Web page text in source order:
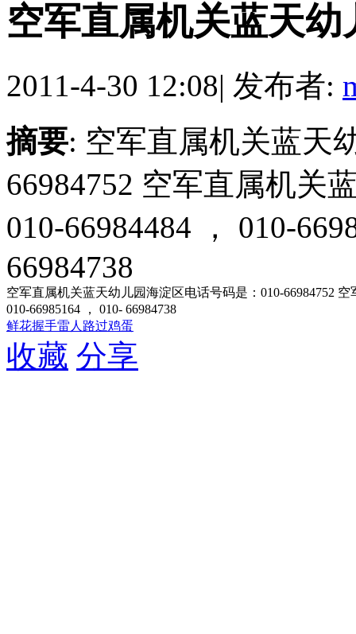
空军直属机关蓝天
2011-4-30 12:08| 发布者:
摘要: 空军直属机关蓝天
66984752 空军直属机关
010-66984484 ， 010-
66984738
空军直属机关蓝天幼儿园海淀区电话号码是：010-66984752
010-66985164 ， 010- 66984738
鲜花握手雷人 路过鸡蛋
收藏 分享